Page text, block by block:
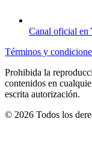
Canal oficial en
Términos y
Prohibida la
contenidos en
escrita autorización.
© 2026 Todos los